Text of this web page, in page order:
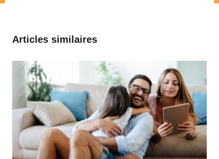
Articles similaires